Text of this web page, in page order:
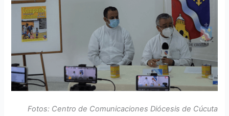
Fotos: Centro de Comunicaciones Diócesis de Cúcuta